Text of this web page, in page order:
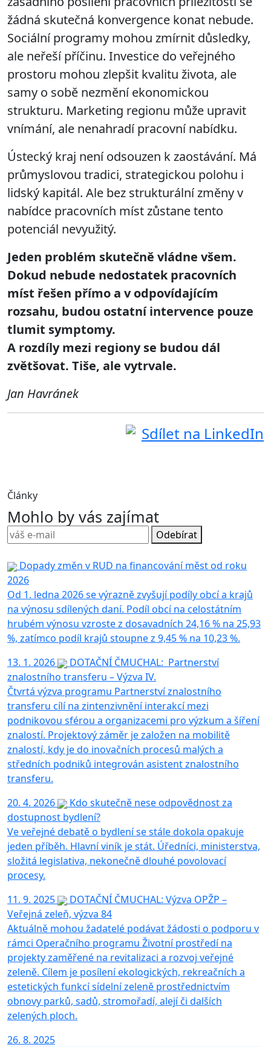
žádná skutečná konvergence konat nebude.
Sociální programy mohou zmírnit důsledky,
ale neřeší příčinu. Investice do veřejného
prostoru mohou zlepšit kvalitu života, ale
samy o sobě nezmění ekonomickou
strukturu. Marketing regionu může upravit
vnímání, ale nenahradí pracovní nabídku.
Ústecký kraj není odsouzen k zaostávání. Má
průmyslovou tradici, strategickou polohu i
lidský kapitál. Ale bez strukturální změny v
nabídce pracovních míst zůstane tento
potenciál nevyužitý.
Jeden problém skutečně vládne všem.
Dokud nebude nedostatek pracovních
míst řešen přímo a v odpovídajícím
rozsahu, budou ostatní intervence pouze
tlumit symptomy.
A rozdíly mezi regiony se budou dál
zvětšovat. Tiše, ale vytrvale.
Jan Havránek
Sdílet na LinkedIn
Články
Mohlo by vás zajímat
Odebírat
Dopady změn v RUD na financování měst od roku
2026
Od 1. ledna 2026 se výrazně zvyšují podíly obcí a krajů
na výnosu sdílených daní. Podíl obcí na celostátním
hrubém výnosu vzroste z dosavadních 24,16 % na 25,93
%, zatímco podíl krajů stoupne z 9,45 % na 10,23 %.
13. 1. 2026
DOTAČNÍ ČMUCHAL: Partnerství
znalostního transferu – Výzva IV.
Čtvrtá výzva programu Partnerství znalostního
transferu cílí na zintenzivnění interakcí mezi
podnikovou sférou a organizacemi pro výzkum a šíření
znalostí. Projektový záměr je založen na mobilitě
znalostí, kdy je do inovačních procesů malých a
středních podniků integrován asistent znalostního
transferu.
20. 4. 2026
Kdo skutečně nese odpovědnost za
dostupnost bydlení?
Ve veřejné debatě o bydlení se stále dokola opakuje
jeden příběh. Hlavní viník je stát. Úředníci, ministerstva,
složitá legislativa, nekonečně dlouhé povolovací
procesy.
11. 9. 2025
DOTAČNÍ ČMUCHAL: Výzva OPŽP –
Veřejná zeleň, výzva 84
Aktuálně mohou žadatelé podávat žádosti o podporu v
rámci Operačního programu Životní prostředí na
projekty zaměřené na revitalizaci a rozvoj veřejné
zeleně. Cílem je posílení ekologických, rekreačních a
estetických funkcí sídelní zeleně prostřednictvím
obnovy parků, sadů, stromořadí, alejí či dalších
zelených ploch.
26. 8. 2025